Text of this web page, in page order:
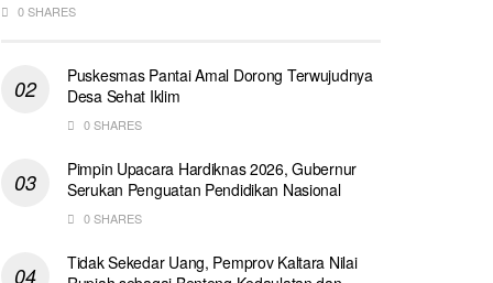
0 SHARES
Puskesmas Pantai Amal Dorong Terwujudnya
Desa Sehat Iklim
0 SHARES
Pimpin Upacara Hardiknas 2026, Gubernur
Serukan Penguatan Pendidikan Nasional
0 SHARES
Tidak Sekedar Uang, Pemprov Kaltara Nilai